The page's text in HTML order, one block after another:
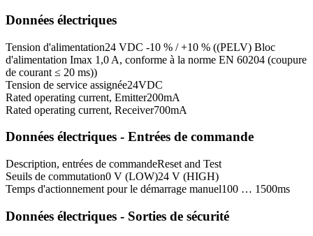
Données électriques
Tension d'alimentation24 VDC -10 % / +10 % ((PELV) Bloc
d'alimentation Imax 1,0 A, conforme à la norme EN 60204 (coupure
de courant ≤ 20 ms))
Tension de service assignée24VDC
Rated operating current, Emitter200mA
Rated operating current, Receiver700mA
Données électriques - Entrées de commande
Description, entrées de commandeReset and Test
Seuils de commutation0 V (LOW)24 V (HIGH)
Temps d'actionnement pour le démarrage manuel100 … 1500ms
Données électriques - Sorties de sécurité